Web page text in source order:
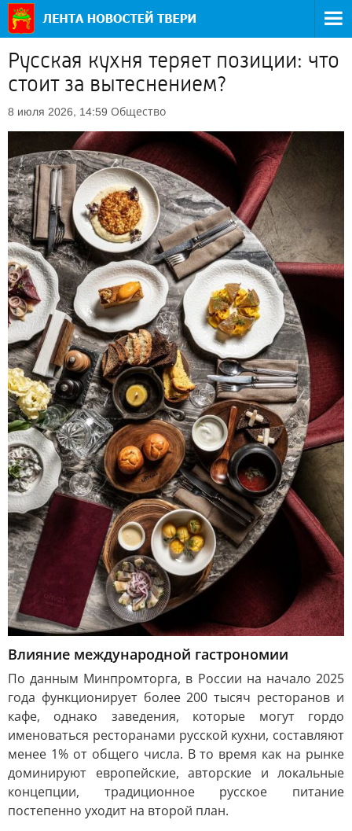
Русская кухня теряет позиции: что
стоит за вытеснением?
8 июля 2026, 14:59 Общество
Влияние международной гастрономии
По данным Минпромторга, в России на начало 2025
года функционирует более 200 тысяч ресторанов и
кафе, однако заведения, которые могут гордо
именоваться ресторанами русской кухни, составляют
менее 1% от общего числа. В то время как на рынке
доминируют европейские, авторские и локальные
концепции, традиционное русское питание
постепенно уходит на второй план.